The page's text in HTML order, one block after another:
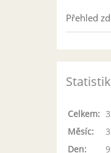
Přehled
Celkem:
Měsíc:
Den: